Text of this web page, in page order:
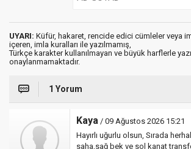
UYARI: Küfür, hakaret, rencide edici cümleler veya
içeren, imla kuralları ile yazılmamış,
Türkçe karakter kullanılmayan ve büyük harflerle
onaylanmamaktadır.
1 Yorum
Kaya / 09 Ağustos 2026 15:21
Hayırlı uğurlu olsun, Sırada
saha,sağ bek ve sol kanat